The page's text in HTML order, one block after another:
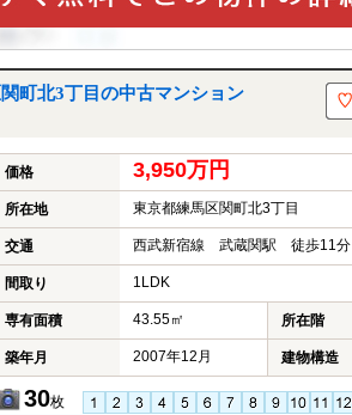
町北3丁目の中古マンション
価格 3,950万円
所在地 東京都練馬区関町北3丁目
交通 西武新宿線 武蔵関駅 徒歩11分
間取り 1LDK
専有面積 43.55㎡ 所在階
築年月 2007年12月 建物構造
30枚